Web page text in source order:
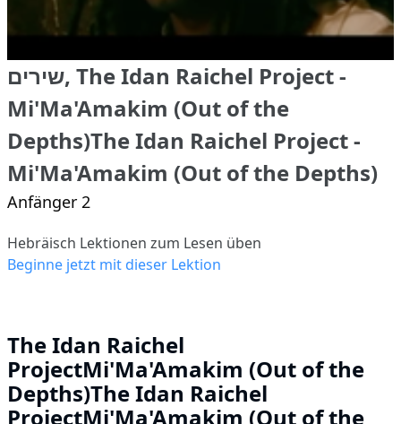
שירים, The Idan Raichel Project -
Mi'Ma'Amakim (Out of the
Depths)The Idan Raichel Project -
Mi'Ma'Amakim (Out of the Depths)
Anfänger 2
Hebräisch Lektionen zum Lesen üben
Beginne jetzt mit dieser Lektion
The Idan Raichel
ProjectMi'Ma'Amakim (Out of the
Depths)The Idan Raichel
ProjectMi'Ma'Amakim (Out of the